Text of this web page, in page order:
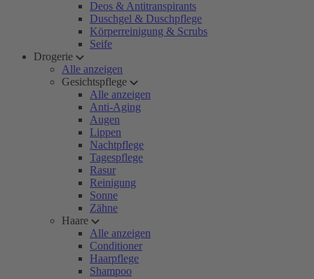
Deos & Antitranspirants
Duschgel & Duschpflege
Körperreinigung & Scrubs
Seife
Drogerie
Alle anzeigen
Gesichtspflege
Alle anzeigen
Anti-Aging
Augen
Lippen
Nachtpflege
Tagespflege
Rasur
Reinigung
Sonne
Zähne
Haare
Alle anzeigen
Conditioner
Haarpflege
Shampoo